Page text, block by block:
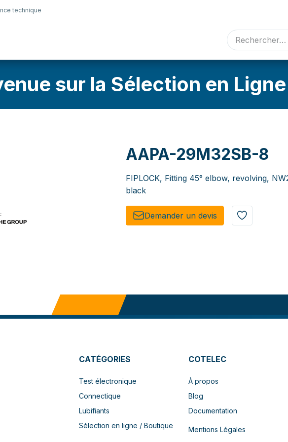
technique
Sélection en ligne Contact
sur la Sélection en Ligne
AAPA-29M32SB-8
FIPLOCK, Fitting 45° elbow, revolving,
black
Demander un de​​vis​​
CATÉGORIES
Test électronique
Connectique
Lubifiants
Sélection en ligne / Boutique
COTELEC
À propos
Blog
Documentation
Mentions Légales